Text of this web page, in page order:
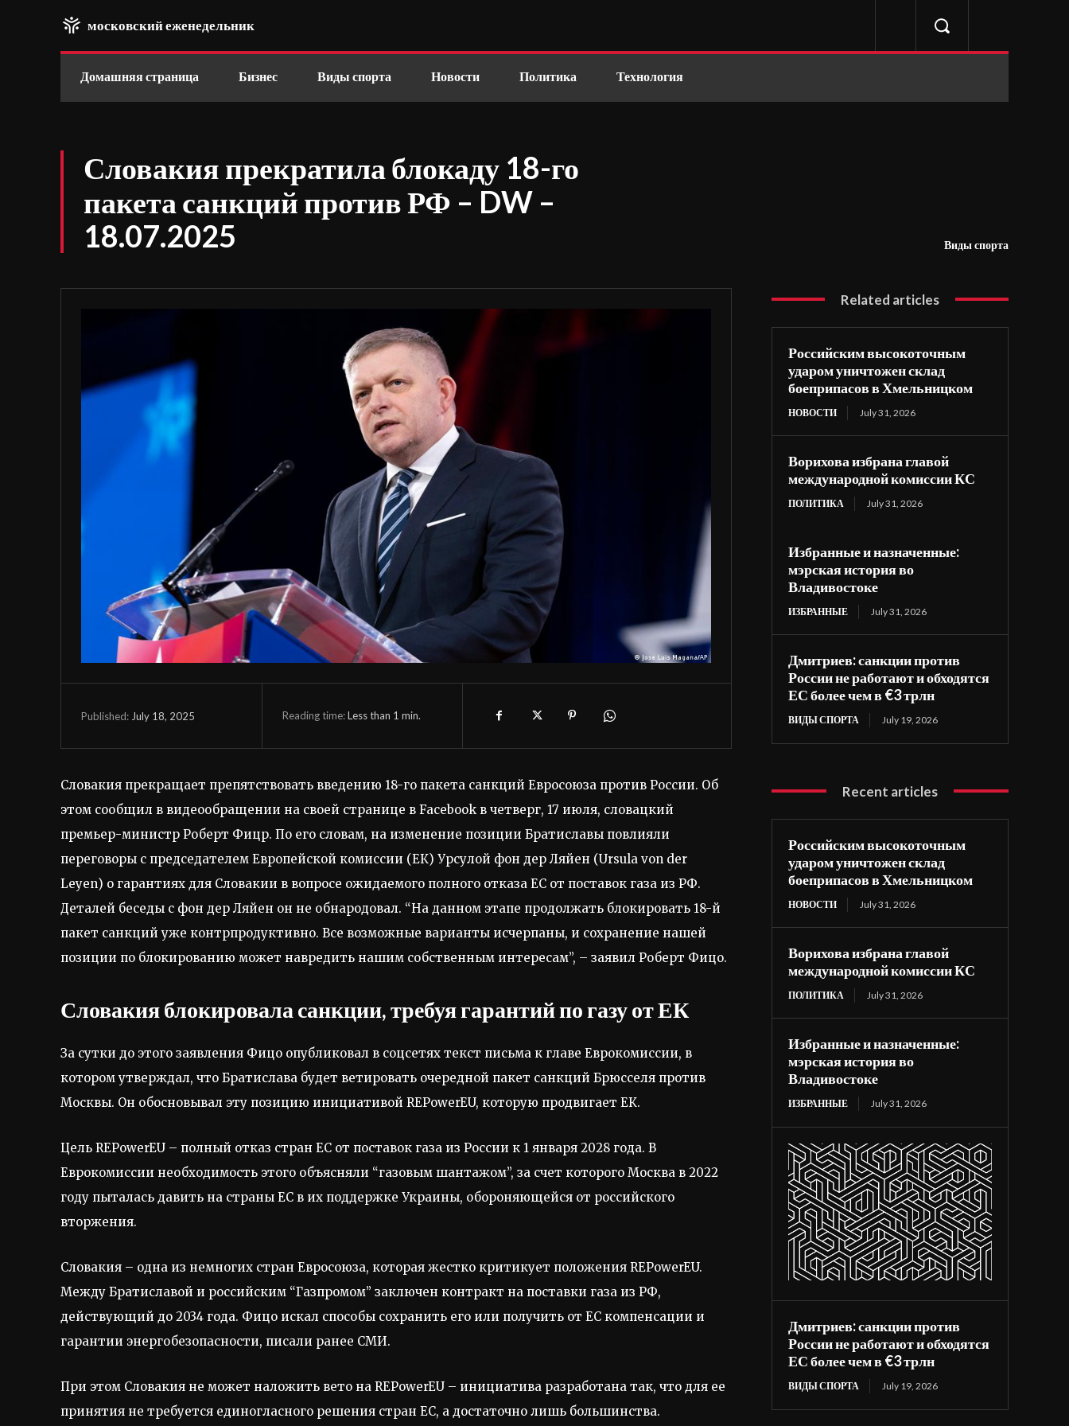
московский еженедельник
Домашняя страница Бизнес Виды спорта Новости Политика Технология
Словакия прекратила блокаду 18-го
пакета санкций против РФ – DW –
18.07.2025
Виды спорта
Published: July 18, 2025 Reading time:Less than 1 min.
Словакия прекращает препятствовать введению 18-го пакета санкций Евросоюза против России. Об
этом сообщил в видеообращении на своей странице в Facebook в четверг, 17 июля, словацкий
премьер-министр Роберт Фицр. По его словам, на изменение позиции Братиславы повлияли
переговоры с председателем Европейской комиссии (ЕК) Урсулой фон дер Ляйен (Ursula von der
Leyen) о гарантиях для Словакии в вопросе ожидаемого полного отказа ЕС от поставок газа из РФ.
Деталей беседы с фон дер Ляйен он не обнародовал. “На данном этапе продолжать блокировать 18-й
пакет санкций уже контрпродуктивно. Все возможные варианты исчерпаны, и сохранение нашей
позиции по блокированию может навредить нашим собственным интересам”, – заявил Роберт Фицо.
Словакия блокировала санкции, требуя гарантий по газу от ЕК
За сутки до этого заявления Фицо опубликовал в соцсетях текст письма к главе Еврокомиссии, в
котором утверждал, что Братислава будет ветировать очередной пакет санкций Брюсселя против
Москвы. Он обосновывал эту позицию инициативой REPowerEU, которую продвигает ЕК.
Цель REPowerEU – полный отказ стран ЕС от поставок газа из России к 1 января 2028 года. В
Еврокомиссии необходимость этого объясняли “газовым шантажом”, за счет которого Москва в 2022
году пыталась давить на страны ЕС в их поддержке Украины, обороняющейся от российского
вторжения.
Словакия – одна из немногих стран Евросоюза, которая жестко критикует положения REPowerEU.
Между Братиславой и российским “Газпромом” заключен контракт на поставки газа из РФ,
действующий до 2034 года. Фицо искал способы сохранить его или получить от ЕС компенсации и
гарантии энергобезопасности, писали ранее СМИ.
При этом Словакия не может наложить вето на REPowerEU – инициатива разработана так, что для ее
принятия не требуется единогласного решения стран ЕС, а достаточно лишь большинства.
Related articles
Российским высокоточным
ударом уничтожен склад
боеприпасов в Хмельницком
НОВОСТИ July 31, 2026
Ворихова избрана главой
международной комиссии КС
ПОЛИТИКА July 31, 2026
Избранные и назначенные:
мэрская история во
Владивостоке
ИЗБРАННЫЕ July 31, 2026
Дмитриев: санкции против
России не работают и обходятся
ЕС более чем в €3 трлн
ВИДЫ СПОРТА July 19, 2026
Recent articles
Российским высокоточным
ударом уничтожен склад
боеприпасов в Хмельницком
НОВОСТИ July 31, 2026
Ворихова избрана главой
международной комиссии КС
ПОЛИТИКА July 31, 2026
Избранные и назначенные:
мэрская история во
Владивостоке
ИЗБРАННЫЕ July 31, 2026
Дмитриев: санкции против
России не работают и обходятся
ЕС более чем в €3 трлн
ВИДЫ СПОРТА July 19, 2026